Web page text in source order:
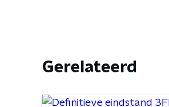
Gerelateerd